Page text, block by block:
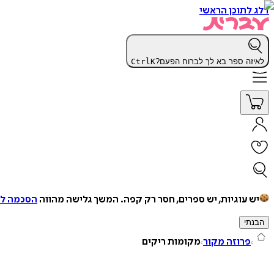
דלג לתוכן הראשי
לאיזה ספר בא לך לברוח הפעם? CtrlK
יש עוגיות, יש ספרים, חסר רק קפה. המשך גלישה מהווה הסכמה
הבנתי
פרוזה מקור מקומות ריקים